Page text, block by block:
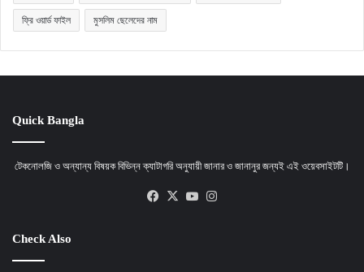
ফ্রি ওয়ার্ড ফাইল মুসলিম ছেলেদের নাম
Quick Bangla
টেকনোলজি ও অন্যান্য বিষয়ক বিভিন্ন ক্যাটাগরি অনুযায়ী জানার ও জানানুর জন্যই এই ওয়েবসাইটটি।
Facebook
X YouTube
Check Also